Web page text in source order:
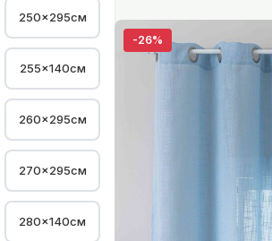
250×295см
255×140см
260×295см
270×295см
280×140см
-26%
Готово перде